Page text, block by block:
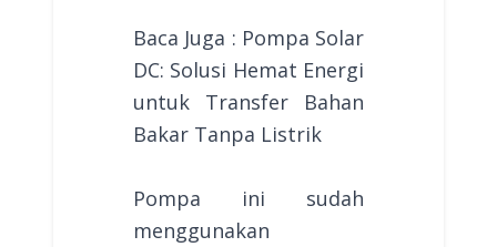
Baca Juga : Pompa Solar
DC: Solusi Hemat Energi
untuk Transfer Bahan
Bakar Tanpa Listrik
Pompa ini sudah
menggunakan